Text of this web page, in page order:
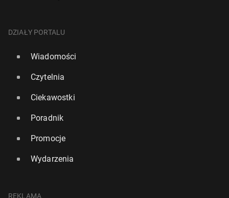
DZIAŁY PORTALU
Wiadomości
Czytelnia
Ciekawostki
Poradnik
Promocje
Wydarzenia
REKLAMA